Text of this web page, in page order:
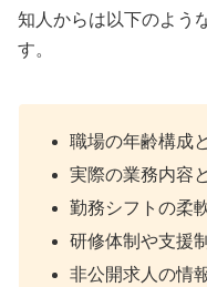
知人からは以下のよう
す。
職場の年齢構成
実際の業務内容
勤務シフトの柔
研修体制や支援
非公開求人の情